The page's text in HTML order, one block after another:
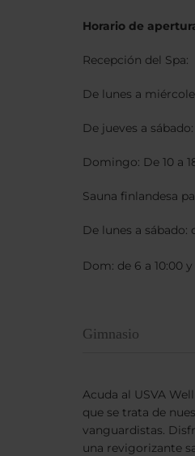
Horario de
Recepción del Spa:
De lunes a
De jueves a
Domingo: De 10 a
Sauna finlandesa
De lunes a sábado:
Dom: de 6 a 10:00
Gimnasio
Acuda al USVA
que se trata de
vanguardistas.
una revigorizante